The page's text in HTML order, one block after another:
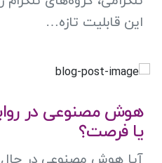
این قابلیت تازه…
هوش مصنوعی در
یا فرصت؟